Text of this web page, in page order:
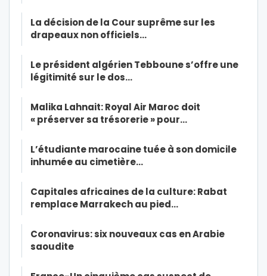
La décision de la Cour suprême sur les
drapeaux non officiels…
Le président algérien Tebboune s’offre une
légitimité sur le dos…
Malika Lahnait: Royal Air Maroc doit
« préserver sa trésorerie » pour…
L’étudiante marocaine tuée à son domicile
inhumée au cimetière…
Capitales africaines de la culture: Rabat
remplace Marrakech au pied…
Coronavirus: six nouveaux cas en Arabie
saoudite